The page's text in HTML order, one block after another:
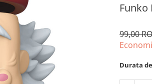
Funko
99,00
Durata